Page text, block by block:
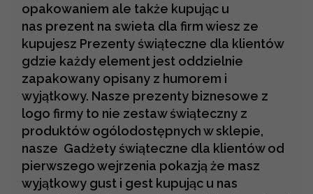
opakowaniem ale także kupując u
nas prezent na swieta dla firm wiesz ze
kupujesz Prezenty świąteczne dla klientów
gdzie każdy element jest oddzielnie
zapakowany opisany z humorem i
wyjątkowy. Nasze prezenty biznesowe z
logo firmy to nie zestaw świąteczny z
produktów ogólodostępnych w sklepie,
nasze Gadżety świąteczne dla klientów od
pierwszego wejrzenia pokazją że masz
wyjątkowy gust i gest kupując u nas